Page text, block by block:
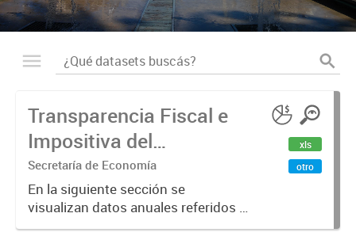
Transparencia Fiscal e
Impositiva del
Municipio. Año 2023
Secretaría de Economía
En la siguiente sección se
visualizan datos anuales referidos a
la transparencia fiscal e impositiva
xls
otro